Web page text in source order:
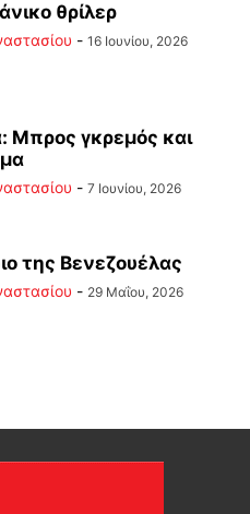
θρίλερ
- 16 Ιουνίου, 2026
Μπρος γκρεμός και
- 7 Ιουνίου, 2026
της Βενεζουέλας
- 29 Μαΐου, 2026